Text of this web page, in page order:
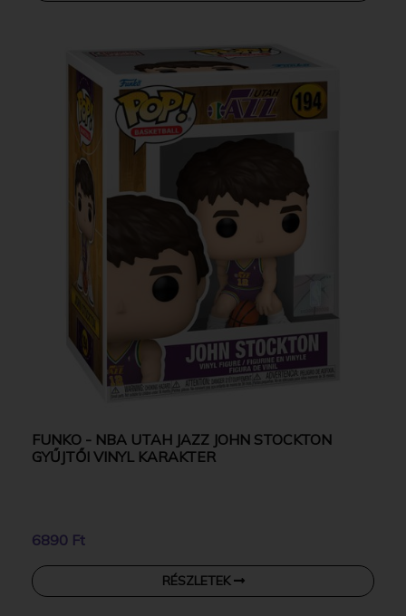
FUNKO - NBA UTAH JAZZ JOHN STOCKTON
GYŰJTŐI VINYL KARAKTER
6890 Ft
RÉSZLETEK